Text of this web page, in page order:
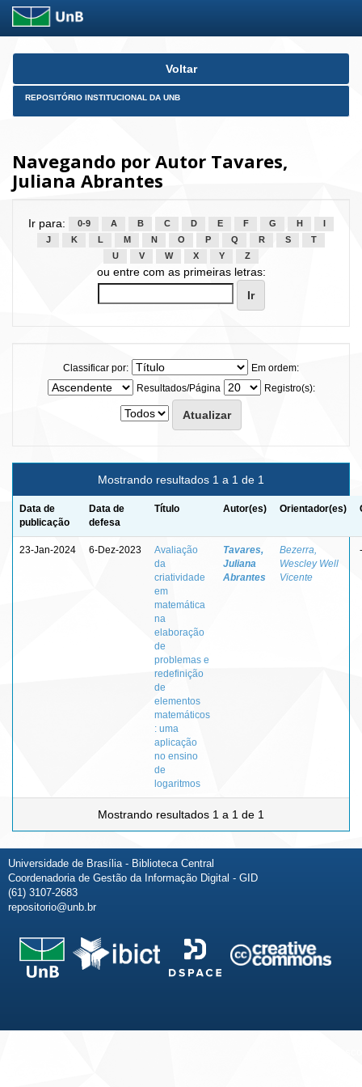
Skip
Voltar
REPOSITÓRIO INSTITUCIONAL DA UNB
Navegando por Autor Tavares,
Juliana Abrantes
Ir para: 0-9 A B C D E F G H
J
K L M N O P Q R S
T
U
V W X Y Z
ou entre com as primeiras letras:
Classificar por:
Em ordem:
Resultados/Página
Registro(s):
Mostrando resultados 1 a 1 de 1
Data de
publicação
Data de
defesa
Título Autor(es) Orientador(es)
23-Jan-2024 6-Dez-2023
Avaliação
da
criatividade
em
matemática
na
elaboração
de
problemas e
redefinição
de
elementos
matemáticos
: uma
aplicação
no ensino
de
logaritmos
Tavares,
Juliana
Abrantes
Bezerra,
Wescley Well
Vicente
-
Mostrando resultados 1 a 1 de 1
Universidade de Brasília - Biblioteca Central
Coordenadoria de Gestão da Informação Digital - GID
(61) 3107-2683
repositorio@unb.br